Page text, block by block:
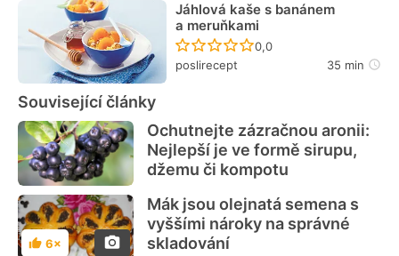
Jáhlová kaše s banánem
a meruňkami
Recept ještě nebyl
0,0
poslirecept
35 min
Související články
Ochutnejte zázračnou aronii:
Nejlepší je ve formě sirupu,
džemu či kompotu
Hodnocení
6×
Mák jsou olejnatá semena s
vyššími nároky na správné
skladování